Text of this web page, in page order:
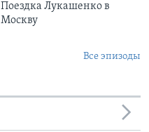
Поездка Лукашенко в
Москву
Все эпизоды